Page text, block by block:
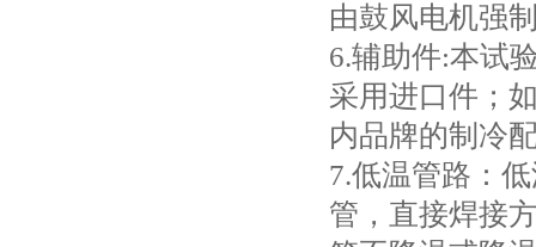
由鼓风电机强
6.辅助件:本试
采用进口件；
内品牌的制冷
7.低温管路：
管，直接焊接